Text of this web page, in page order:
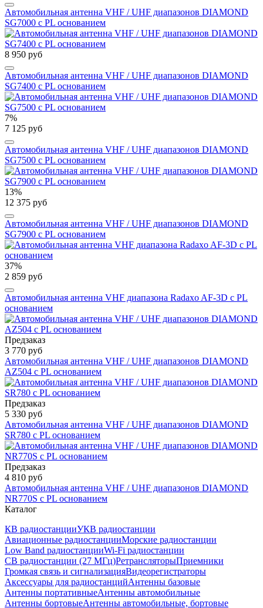
Автомобильная антенна VHF / UHF диапазонов DIAMOND
SG7000 с PL основанием
8 950 руб
Автомобильная антенна VHF / UHF диапазонов DIAMOND
SG7400 с PL основанием
7%
7 125 руб
Автомобильная антенна VHF / UHF диапазонов DIAMOND
SG7500 с PL основанием
13%
12 375 руб
Автомобильная антенна VHF / UHF диапазонов DIAMOND
SG7900 с PL основанием
37%
2 859 руб
Автомобильная антенна VHF диапазона Radaxo AF-3D с PL
основанием
Предзаказ
3 770 руб
Автомобильная антенна VHF / UHF диапазонов DIAMOND
AZ504 с PL основанием
Предзаказ
5 330 руб
Автомобильная антенна VHF / UHF диапазонов DIAMOND
SR780 с PL основанием
Предзаказ
4 810 руб
Автомобильная антенна VHF / UHF диапазонов DIAMOND
NR770S с PL основанием
Каталог
КВ радиостанцииУКВ радиостанции
Авиационные радиостанцииМорские радиостанции
Low Band радиостанцииWi-Fi радиостанции
CB радиостанции (27 МГц)РетрансляторыПриемники
Громкая связь и сигнализацияВидеорегистраторы
Аксессуары для радиостанцийАнтенны базовые
Антенны портативныеАнтенны автомобильные
Антенны бортовыеАнтенны автомобильные, бортовые